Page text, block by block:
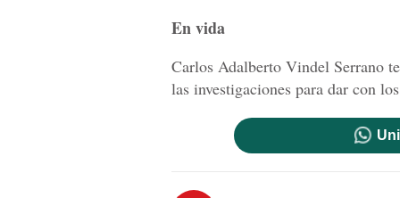
En vida
Carlos Adalberto Vindel Serrano
las investigaciones para dar con